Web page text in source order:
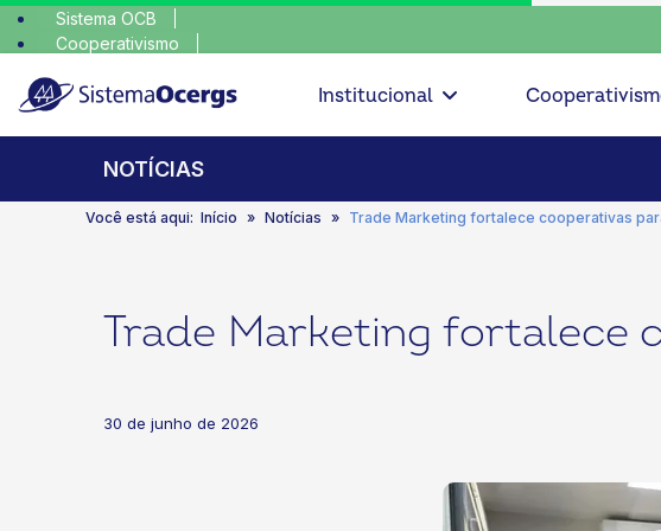
Sistema OCB
Cooperativismo
escolha consciente,
Institucional
NOTÍCIAS
Você está aqui: Início Notícias Trade Marketing fortalece cooperativas
Trade Marketing fortalece
30 de junho de 2026